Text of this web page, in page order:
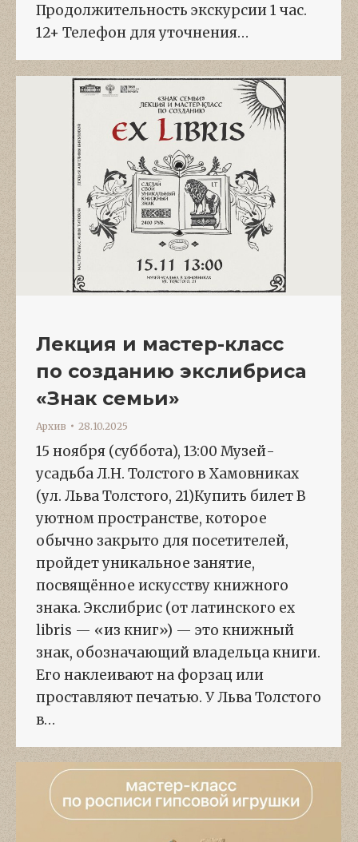
Продолжительность экскурсии 1 час.
12+ Телефон для уточнения…
Лекция и мастер-класс
по созданию экслибриса
«Знак семьи»
Архив 28.10.2025
15 ноября (суббота), 13:00 Музей-
усадьба Л.Н. Толстого в Хамовниках
(ул. Льва Толстого, 21)Купить билет В
уютном пространстве, которое
обычно закрыто для посетителей,
пройдет уникальное занятие,
посвящённое искусству книжного
знака. Экслибрис (от латинского ex
libris — «из книг») — это книжный
знак, обозначающий владельца книги.
Его наклеивают на форзац или
проставляют печатью. У Льва Толстого
в…